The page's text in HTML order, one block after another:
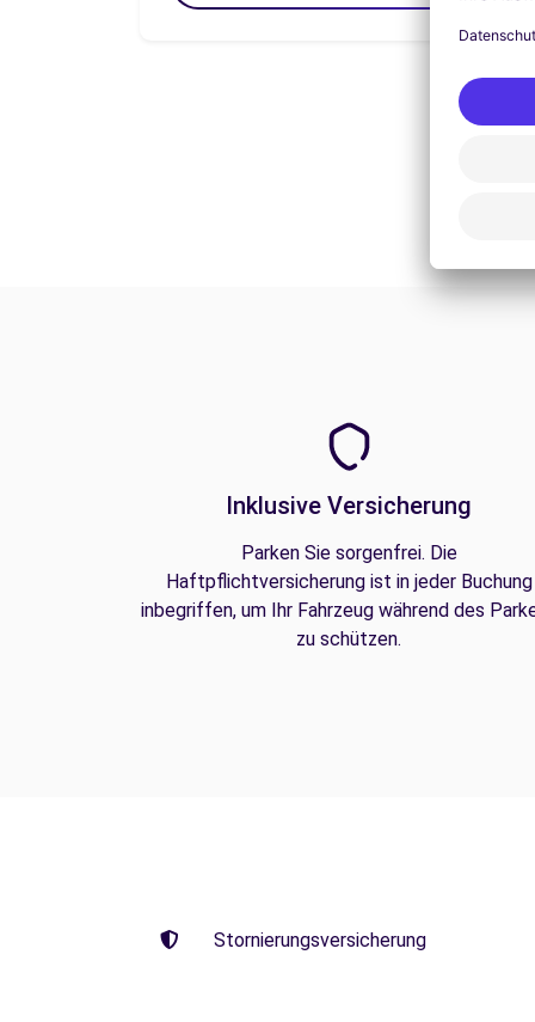
Inklusive Versicherung
Parken Sie sorgenfrei. Die
Haftpflichtversicherung ist in jeder Buchung
inbegriffen, um Ihr Fahrzeug während des
zu schützen.
Stornierungsversicherung